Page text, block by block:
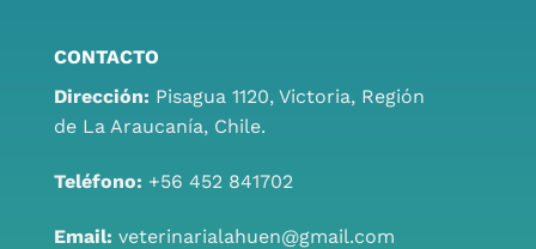
CONTACTO
Dirección: Pisagua 1120, Victoria, Región
de La Araucanía, Chile.
Teléfono: +56 452 841702
Email: veterinarialahuen@gmail.com